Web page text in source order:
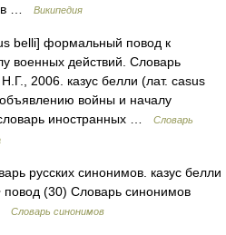
…
Википедия
belli] формальный повод к
военных действий. Словарь
2006. казус белли (лат. casus
войны и началу
иностранных …
Словарь
русских синонимов. казус белли
(30) Словарь синонимов
Словарь синонимов